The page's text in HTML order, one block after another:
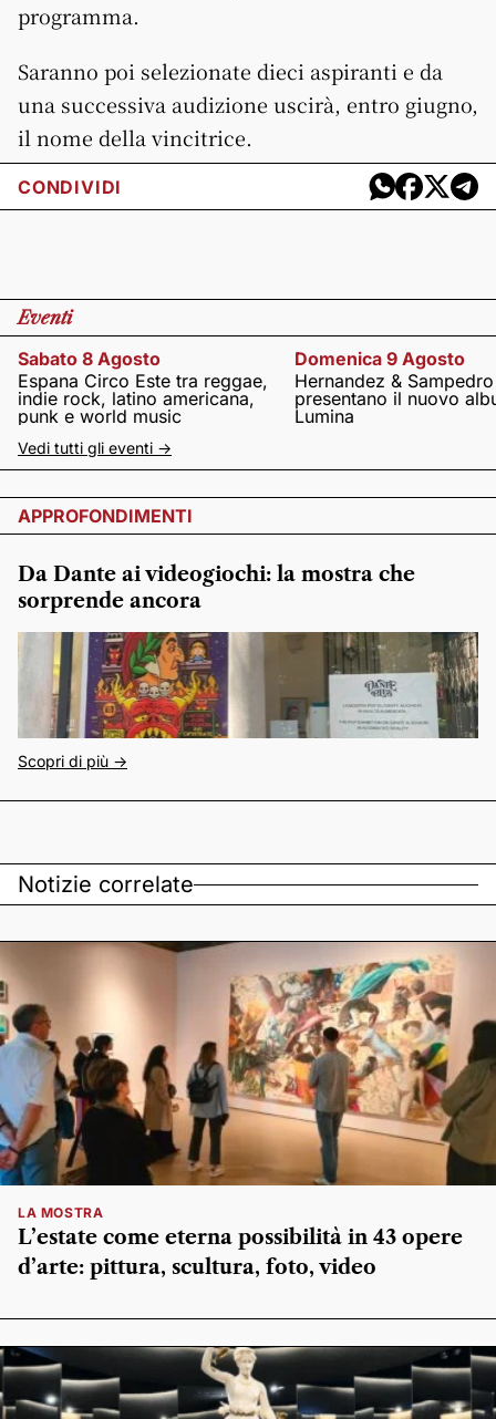
programma.
Saranno poi selezionate dieci aspiranti e da
una successiva audizione uscirà, entro giugno,
il nome della vincitrice.
CONDIVIDI
Eventi
Sabato 8 Agosto
Espana Circo Este tra reggae,
indie rock, latino americana,
punk e world music
Domenica 9 Agosto
Hernandez & Sampedro
presentano il nuovo
Lumina
Vedi tutti gli eventi ->
APPROFONDIMENTI
Da Dante ai videogiochi: la mostra che
sorprende ancora
Scopri di più ->
Notizie correlate
LA MOSTRA
L’estate come eterna possibilità in 43 opere
d’arte: pittura, scultura, foto, video